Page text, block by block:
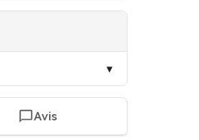
Avis